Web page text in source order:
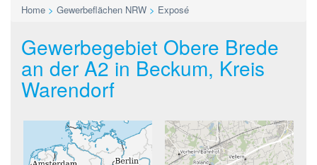
Home > Gewerbeflächen NRW > Exposé
Gewerbegebiet Obere Brede
an der A2 in Beckum, Kreis
Warendorf